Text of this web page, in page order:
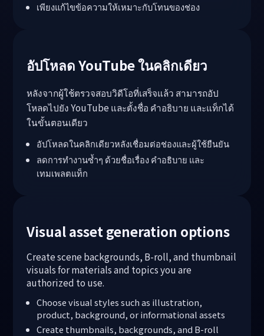
เพียงแก้ไขข้อความให้เหมาะกับโทนของช่อง
อัปโหลด YouTube ในคลิกเดียว
หลังจากผู้ใช้ตรวจสอบวิดีโอที่เสร็จแล้ว สามารถอัป
โหลดไปยัง YouTube และตั้งชื่อ คำอธิบาย และแท็กได้
ในขั้นตอนเดียว
อัปโหลดในคลิกเดียวหลังเชื่อมต่อช่องและผู้ใช้ยืนยัน
ลดการทำงานซ้ำๆ ด้วยชื่อเรื่อง คำอธิบาย และ
เทมเพลตแท็ก
Visual asset generation options
Create scene backgrounds, B-roll, and thumbnail
visuals for materials and topics you are
authorized to use.
Choose visual styles such as illustration,
product, background, or informational assets
Create thumbnails, backgrounds, and B-roll